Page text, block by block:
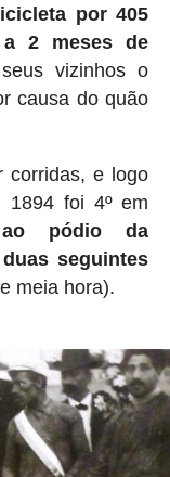
por 405
2 meses de
vizinhos o
causa do quão
corridas, e logo
1894 foi 4º em
pódio da
seguintes
meia hora).